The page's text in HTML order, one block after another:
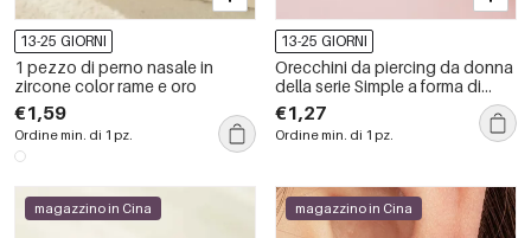
13-25 GIORNI
1 pezzo di perno nasale in
zircone color rame e oro
€1,59
Ordine min. di 1 pz.
13-25 GIORNI
Orecchini da piercing da donna
della serie Simple a forma di
foglia geometrica, color oro
rame, con zirconi.
€1,27
Ordine min. di 1 pz.
magazzino in Cina magazzino in Cina